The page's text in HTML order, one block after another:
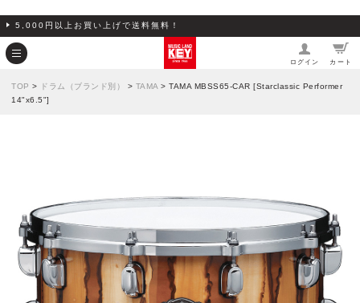
5,000円以上お買い上げで送料無料！
ログイン カート
TOP > ドラム（ブランド別） > TAMA > TAMA MBSS65-CAR [Starclassic Performer
14"x6.5"]